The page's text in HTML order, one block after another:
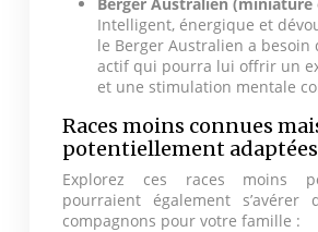
Intelligent, énergique et
le Berger Australien a besoin
actif qui pourra lui offrir un
et une stimulation mentale
Races moins connues
potentiellement adaptées
Explorez ces races moins
pourraient également s’avérer
compagnons pour votre famille :